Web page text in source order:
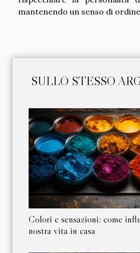
mantenendo un senso di
SULLO STESSO
Colori e sensazioni: come
nostra vita in casa